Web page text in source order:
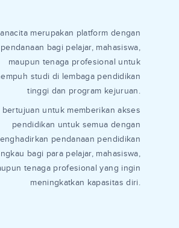
merupakan platform dengan
bagi pelajar, mahasiswa,
maupun tenaga profesional untuk
studi di lembaga pendidikan
tinggi dan program kejuruan.
bertujuan untuk memberikan akses
pendidikan untuk semua dengan
pendanaan pendidikan
bagi para pelajar, mahasiswa,
tenaga profesional yang ingin
meningkatkan kapasitas diri.